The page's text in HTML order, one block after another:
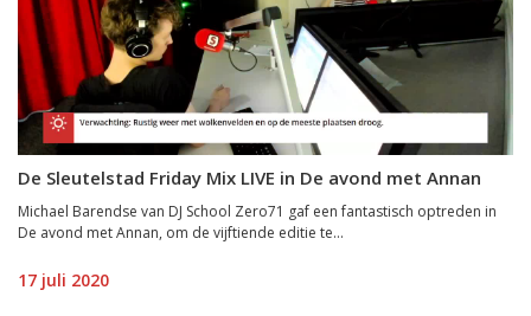
De Sleutelstad Friday Mix LIVE in De avond met Annan
Michael Barendse van DJ School Zero71 gaf een fantastisch optreden in
De avond met Annan, om de vijftiende editie te...
17 juli 2020